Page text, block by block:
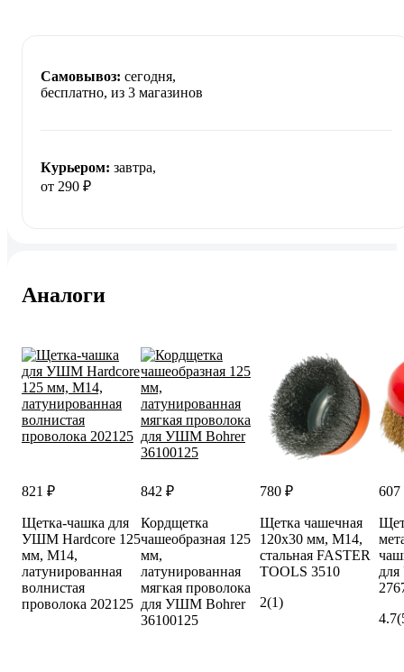
Самовывоз: сегодня,
бесплатно, из 3 магазинов
Курьером: завтра,
от 290 ₽
Аналоги
821 ₽
Щетка-чашка для
УШМ Hardcore 125
мм, М14,
латунированная
волнистая
проволока 202125
842 ₽
Кордщетка
чашеобразная 125
мм,
латунированная
мягкая проволока
для УШМ Bohrer
36100125
780 ₽
Щетка чашечная
120х30 мм, M14,
стальная FASTER
TOOLS 3510
2(1)
607
4.7